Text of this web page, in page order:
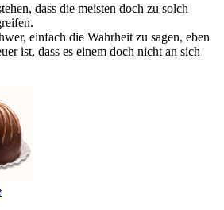
dass die meisten doch zu solch
einfach die Wahrheit zu sagen, eben
ist, dass es einem doch nicht an sich